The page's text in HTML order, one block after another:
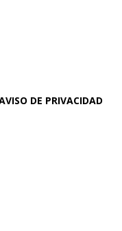
DE PRIVACIDAD